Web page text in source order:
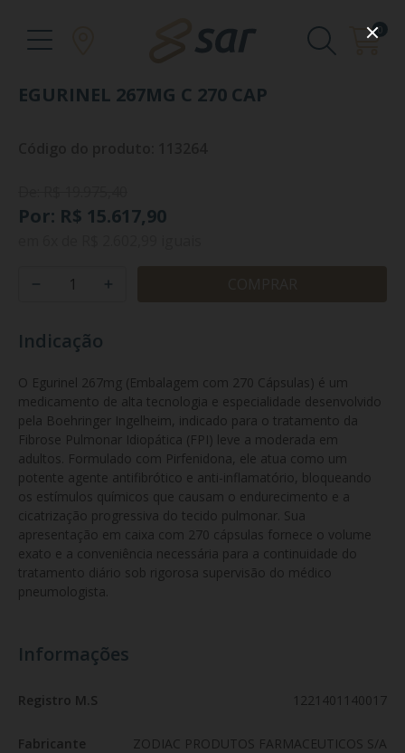
0
EGURINEL 267MG C 270 CAP
Por: R$ 15.617,90
Indicação
O Egurinel 267mg (Embalagem com 270 Cápsulas) é um
medicamento de alta tecnologia e especialidade desenvolvido
pela Boehringer Ingelheim, indicado para o tratamento da
Fibrose Pulmonar Idiopática (FPI) leve a moderada em
adultos. Formulado com Pirfenidona, ele atua como um
potente agente antifibrótico e anti-inflamatório, bloqueando
os estímulos químicos que causam o endurecimento e a
cicatrização progressiva do tecido pulmonar. Sua
apresentação em caixa com 270 cápsulas fornece o volume
exato e a conveniência necessária para a continuidade do
tratamento diário sob rigorosa supervisão do médico
pneumologista.
Informações
Registro M.S 1221401140017
Fabricante ZODIAC PRODUTOS FARMACEUTICOS S/A